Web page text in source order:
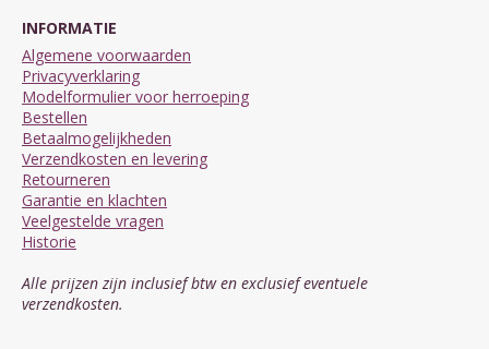
INFORMATIE
Algemene voorwaarden
Privacyverklaring
Modelformulier voor herroeping
Bestellen
Betaalmogelijkheden
Verzendkosten en levering
Retourneren
Garantie en klachten
Veelgestelde vragen
Historie
Alle prijzen zijn inclusief btw en exclusief eventuele
verzendkosten.